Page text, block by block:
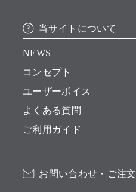
当サイトについて
NEWS
コンセプト
ユーザーボイス
よくある質問
ご利用ガイド
お問い合わせ・ご注文